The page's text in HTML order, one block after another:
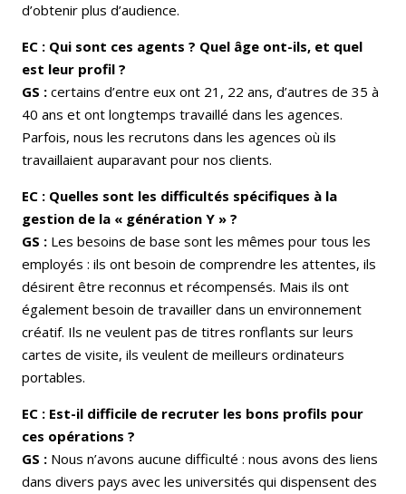
d’obtenir plus d’audience.
EC : Qui sont ces agents ? Quel âge ont-ils, et quel
est leur profil ?
GS : certains d’entre eux ont 21, 22 ans, d’autres de 35 à
40 ans et ont longtemps travaillé dans les agences.
Parfois, nous les recrutons dans les agences où ils
travaillaient auparavant pour nos clients.
EC : Quelles sont les difficultés spécifiques à la
gestion de la « génération Y » ?
GS : Les besoins de base sont les mêmes pour tous les
employés : ils ont besoin de comprendre les attentes, ils
désirent être reconnus et récompensés. Mais ils ont
également besoin de travailler dans un environnement
créatif. Ils ne veulent pas de titres ronflants sur leurs
cartes de visite, ils veulent de meilleurs ordinateurs
portables.
EC : Est-il difficile de recruter les bons profils pour
ces opérations ?
GS : Nous n’avons aucune difficulté : nous avons des liens
dans divers pays avec les universités qui dispensent des